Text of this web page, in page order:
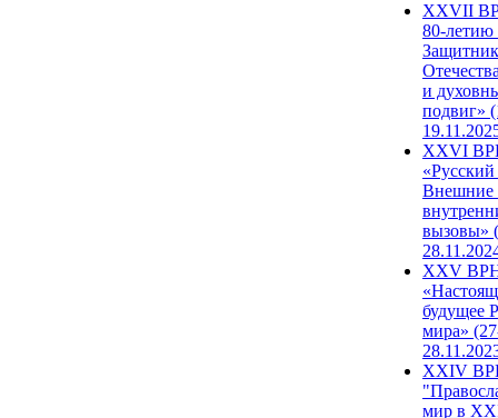
ХХVII
80-
и
подвиг»
XXVI
Внешние
вызовы»
XXV
будущее
мира»
XXIV
мир в